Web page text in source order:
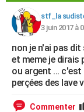
stf_la
3 juin 2017 à
non je n'ai pas
et meme je dirais
ou argent ... c'est
perçées des lave
Commenter